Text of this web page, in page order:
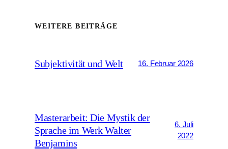
WEITERE BEITRÄGE
Subjektivität und Welt 16. Februar 2026
Masterarbeit: Die Mystik der
Sprache im Werk Walter
Benjamins
6. Juli
2022